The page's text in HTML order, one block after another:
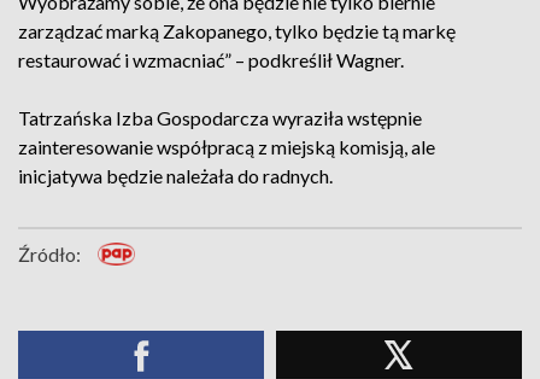
zarządzać marką Zakopanego, tylko będzie tą markę
restaurować i wzmacniać” – podkreślił Wagner.
Tatrzańska Izba Gospodarcza wyraziła wstępnie
zainteresowanie współpracą z miejską komisją, ale
inicjatywa będzie należała do radnych.
Źródło: